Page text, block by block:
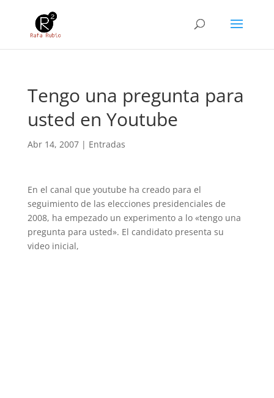
Tengo una pregunta para
usted en Youtube
Abr 14, 2007| Entradas
En el canal que youtube ha creado para el
seguimiento de las elecciones presidenciales de
2008, ha empezado un experimento a lo «tengo una
pregunta para usted». El candidato presenta su
video inicial,